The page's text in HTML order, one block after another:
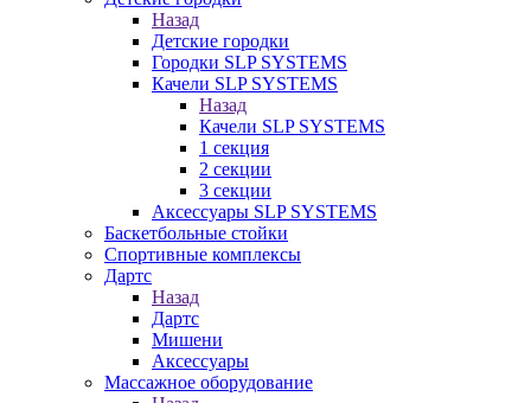
Назад
Детские городки
Городки SLP SYSTEMS
Качели SLP SYSTEMS
Назад
Качели SLP SYSTEMS
1 секция
2 секции
3 секции
Аксессуары SLP SYSTEMS
Баскетбольные стойки
Спортивные комплексы
Дартс
Назад
Дартс
Мишени
Аксессуары
Массажное оборудование